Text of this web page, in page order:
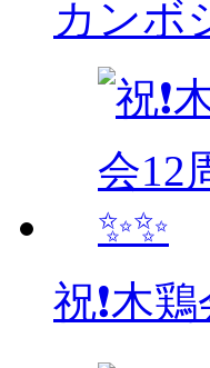
カンボ
祝❗木